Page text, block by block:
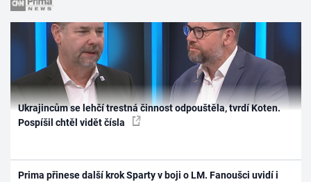
Ukrajincům se lehčí trestná činnost odpouštěla, tvrdí Koten.
Pospíšil chtěl vidět čísla
Prima přinese další krok Sparty v boji o LM. Fanoušci uvidí i